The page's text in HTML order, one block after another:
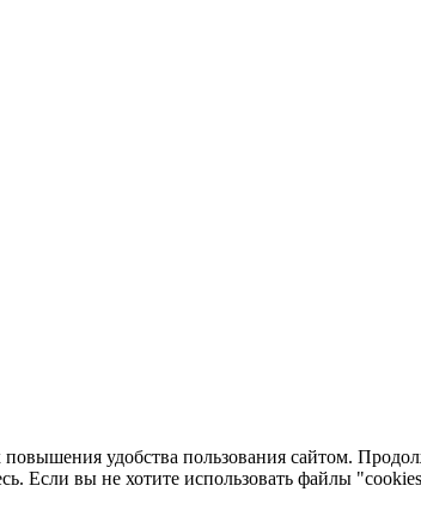
удобства пользования сайтом.
Если вы не хотите использовать файлы